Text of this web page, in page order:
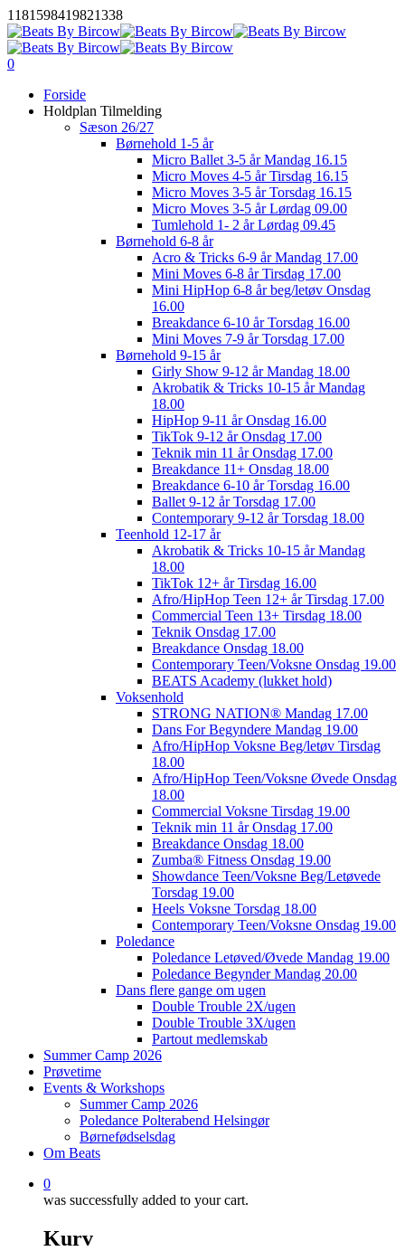
1181598419821338Skip
to
main
0
Forside
Holdplan Tilmelding
Sæson 26/27
Børnehold 1-5 år
Micro Ballet 3-5 år Mandag 16.15
Micro Moves 4-5 år Tirsdag 16.15
Micro Moves 3-5 år Torsdag 16.15
Micro Moves 3-5 år Lørdag 09.00
Tumlehold 1- 2 år Lørdag 09.45
Børnehold 6-8 år
Acro & Tricks 6-9 år Mandag 17.00
Mini Moves 6-8 år Tirsdag 17.00
Mini HipHop 6-8 år beg/letøv Onsdag
16.00
Breakdance 6-10 år Torsdag 16.00
Mini Moves 7-9 år Torsdag 17.00
Børnehold 9-15 år
Girly Show 9-12 år Mandag 18.00
Akrobatik & Tricks 10-15 år Mandag
18.00
HipHop 9-11 år Onsdag 16.00
TikTok 9-12 år Onsdag 17.00
Teknik min 11 år Onsdag 17.00
Breakdance 11+ Onsdag 18.00
Breakdance 6-10 år Torsdag 16.00
Ballet 9-12 år Torsdag 17.00
Contemporary 9-12 år Torsdag 18.00
Teenhold 12-17 år
Akrobatik & Tricks 10-15 år Mandag
18.00
TikTok 12+ år Tirsdag 16.00
Afro/HipHop Teen 12+ år Tirsdag 17.00
Commercial Teen 13+ Tirsdag 18.00
Teknik Onsdag 17.00
Breakdance Onsdag 18.00
Contemporary Teen/Voksne Onsdag 19.00
BEATS Academy (lukket hold)
Voksenhold
STRONG NATION® Mandag 17.00
Dans For Begyndere Mandag 19.00
Afro/HipHop Voksne Beg/letøv Tirsdag
18.00
Afro/HipHop Teen/Voksne Øvede Onsdag
18.00
Commercial Voksne Tirsdag 19.00
Teknik min 11 år Onsdag 17.00
Breakdance Onsdag 18.00
Zumba® Fitness Onsdag 19.00
Showdance Teen/Voksne Beg/Letøvede
Torsdag 19.00
Heels Voksne Torsdag 18.00
Contemporary Teen/Voksne Onsdag 19.00
Poledance
Poledance Letøved/Øvede Mandag 19.00
Poledance Begynder Mandag 20.00
Dans flere gange om ugen
Double Trouble 2X/ugen
Double Trouble 3X/ugen
Partout medlemskab
Summer Camp 2026
Prøvetime
Events & Workshops
Summer Camp 2026
Poledance Polterabend Helsingør
Børnefødselsdag
Om Beats
0
was successfully added to your cart.
Kurv